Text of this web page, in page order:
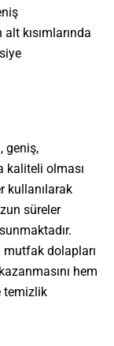
kısımlarında
geniş,
kaliteli olması
kullanılarak
süreler
mutfak dolapları
hem
temizlik